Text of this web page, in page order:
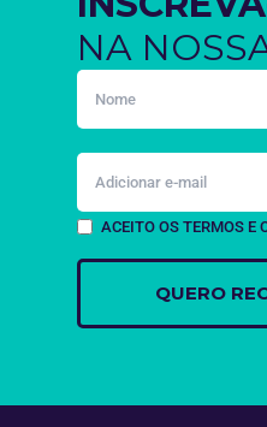
NA
ACEITO OS TERMOS E